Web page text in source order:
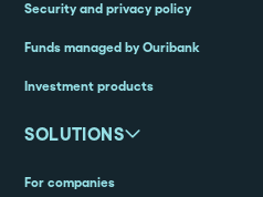
Security and privacy policy
Funds managed by Ouribank
Investment products
SOLUTIONS
For companies